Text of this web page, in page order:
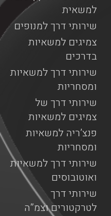
למשאית
שירותי דרך למנופים
צמיגים למשאיות
בדרכים
שירותי דרך למשאיות
ומסחריות
שירותי דרך של
צמיגים למשאיות
פנצ’ריה למשאיות
ומסחריות
שירותי דרך למשאיות
ואוטובוסים
שירותי דרך
לטרקטורים וצמ”ה